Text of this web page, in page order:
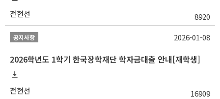
전현선 8920
공지사항
2026학년도 1학기 한국장학재단 학자금대출 안내[재학생]
전현선 16909
2026-01-08